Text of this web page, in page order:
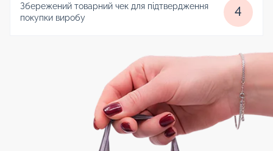
Збережений товарний чек для підтвердження
покупки виробу
4